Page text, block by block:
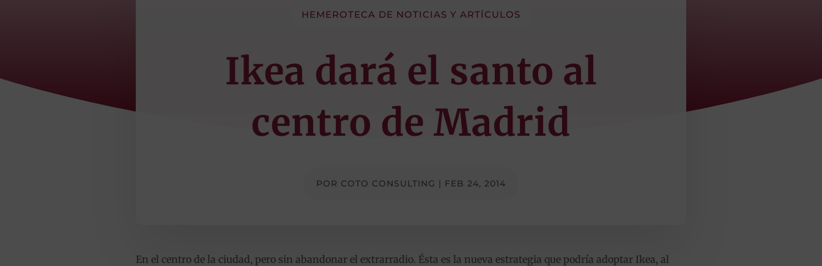
HEMEROTECA DE NOTICIAS Y ARTÍCULOS
Ikea dará el santo al
centro de Madrid
POR COTO CONSULTING | FEB 24, 2014
En el centro de la ciudad, pero sin abandonar el extrarradio. Ésta es la nueva estrategia que podría adoptar Ikea, al